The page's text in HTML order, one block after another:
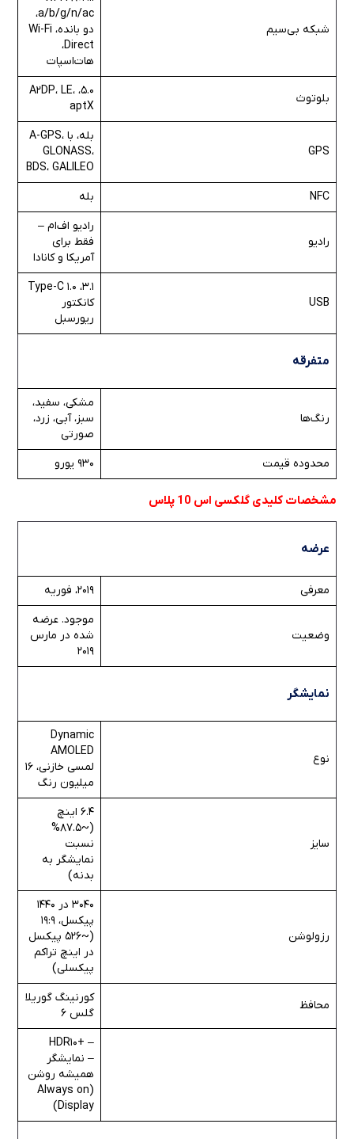
شبکه بی‌سیم
a/b/g/n/ac،
دو بانده، Wi-Fi
Direct،
هات‌اسپات
بلوتوث
5.0، A2DP، LE،
aptX
GPS
بله، با A-GPS،
GLONASS،
BDS، GALILEO
NFC
بله
رادیو
رادیو اف‌ام –
فقط برای
آمریکا و کانادا
USB
3.1، Type-C 1.0
کانکتور
ریورسبل
متفرقه
رنگ‌ها
مشکی، سفید،
سبز، آبی، زرد،
صورتی
محدوده قیمت
930 یورو
مشخصات کلیدی گلکسی اس 10 پلاس
عرضه
معرفی 2019، فوریه
وضعیت
موجود. عرضه
شده در مارس
2019
نمایشگر
نوع
Dynamic
AMOLED
لمسی خازنی، 16
میلیون رنگ
سایز
6.4 اینچ
(~87.5%
نسبت
نمایشگر به
بدنه)
رزولوشن
3040 در 1440
پیکسل، 19:9
(~526 پیکسل
در اینچ تراکم
پیکسلی)
محافظ
کورنینگ گوریلا
گلس 6
– +HDR10
– نمایشگر
همیشه روشن
(Always on
Display)